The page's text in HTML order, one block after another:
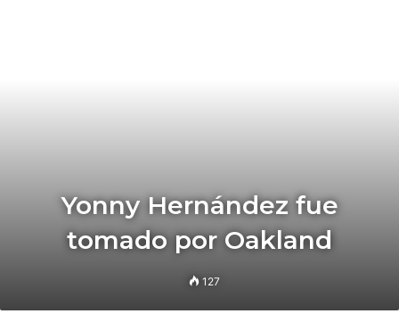
Yonny Hernández fue
tomado por Oakland
127